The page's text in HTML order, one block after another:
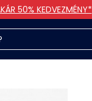
50% KEDVEZMÉNY*